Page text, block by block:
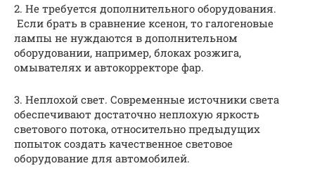
2. Не требуется дополнительного оборудования.
Если брать в сравнение ксенон, то галогеновые
лампы не нуждаются в дополнительном
оборудовании, например, блоках розжига,
омывателях и автокорректоре фар.
3. Неплохой свет. Современные источники света
обеспечивают достаточно неплохую яркость
светового потока, относительно предыдущих
попыток создать качественное световое
оборудование для автомобилей.